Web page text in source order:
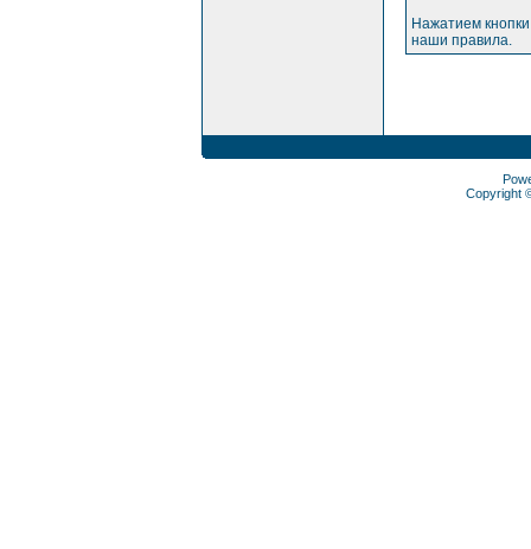
Нажатием
наши правила.
Copyright